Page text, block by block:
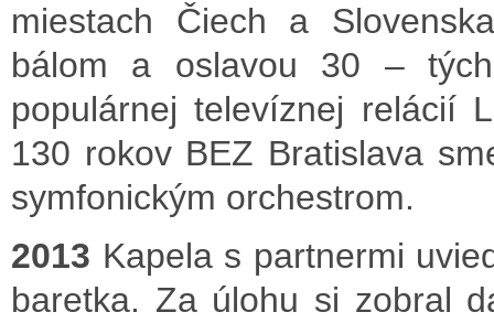
miestach Čiech a
bálom a oslavou 30 –
populárnej televíznej relácií
130 rokov BEZ Bratislava
symfonickým orchestrom.
2013 Kapela s partnermi
baretka. Za úlohu si zobral